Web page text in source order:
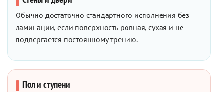
Обычно достаточно стандартного исполнения без
ламинации, если поверхность ровная, сухая и не
подвергается постоянному трению.
Пол и ступени